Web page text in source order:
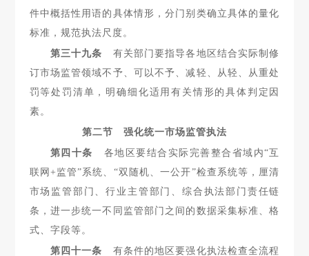
件中概括性用语的具体情形，分门别类确立具体的量化
标准，规范执法尺度。
第三十九条 有关部门要指导各地区结合实际制修
订市场监管领域不予、可以不予、减轻、从轻、从重处
罚等处罚清单，明确细化适用有关情形的具体判定因
素。
第二节 强化统一市场监管执法
第四十条 各地区要结合实际完善整合省域内“互
联网+监管” 系统、“双随机、一公开”检查系统等，厘清
市场监管部门、行业主管部门、综合执法部门责任链
条，进一步统一不同监管部门之间的数据采集标准、格
式、字段等。
第四十一条 有条件的地区要强化执法检查全流程